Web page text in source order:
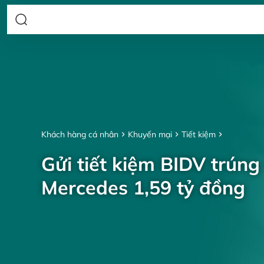
Khách hàng cá nhân Khuyến mại Tiết kiệm
Gửi tiết kiệm BIDV
Mercedes 1,59 tỷ đồng